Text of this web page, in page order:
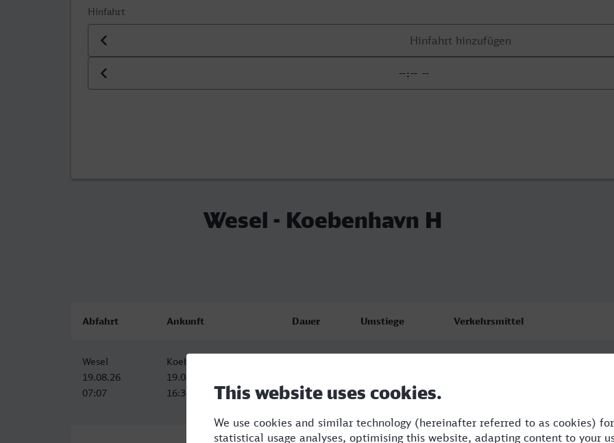
Hinfahrt
Datum der Hinfahrt
Uhrzeit der Hinfahrt
Wesel - Koebenhavn H
Abfahrt Ankunft Dauer Umstiege Verkehrsmittel
Wesel
19.08.26
07:07
Koebenhavn H
19.08.26
16:38